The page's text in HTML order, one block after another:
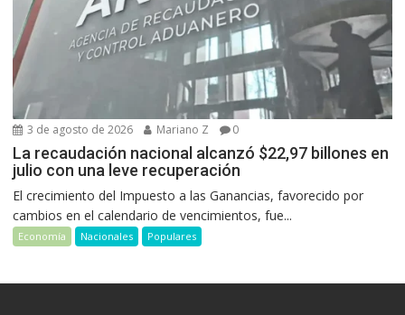
3 de agosto de 2026 Mariano Z 0
La recaudación nacional alcanzó $22,97 billones en
julio con una leve recuperación
El crecimiento del Impuesto a las Ganancias, favorecido por
cambios en el calendario de vencimientos, fue...
Economía Nacionales Populares